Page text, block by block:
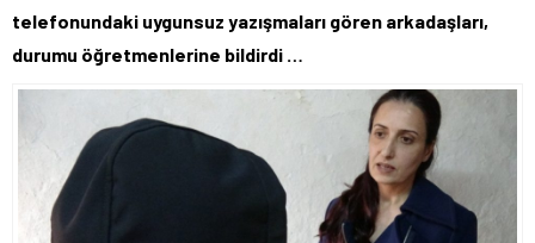
telefonundaki uygunsuz yazışmaları gören arkadaşları,
durumu öğretmenlerine bildirdi …